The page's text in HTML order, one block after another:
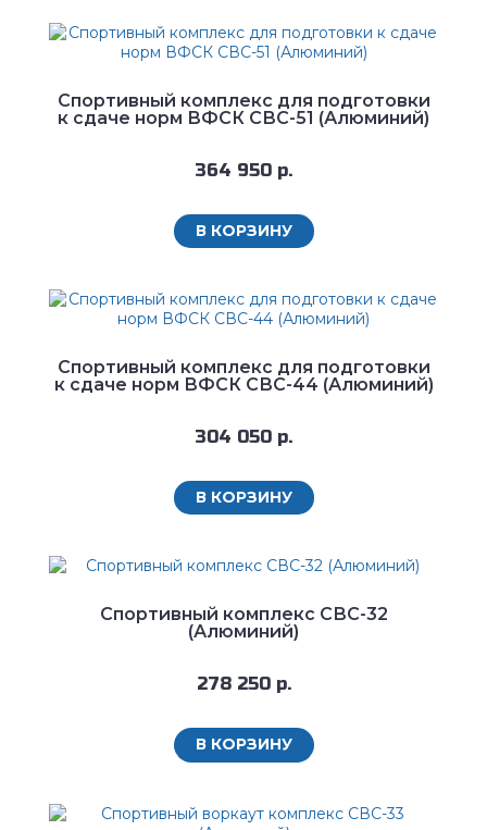
Спортивный комплекс для подготовки
к сдаче норм ВФСК СВС-51 (Алюминий)
364 950 р.
В КОРЗИНУ
Спортивный комплекс для подготовки
к сдаче норм ВФСК СВС-44 (Алюминий)
304 050 р.
В КОРЗИНУ
Спортивный комплекс СВС-32
(Алюминий)
278 250 р.
В КОРЗИНУ